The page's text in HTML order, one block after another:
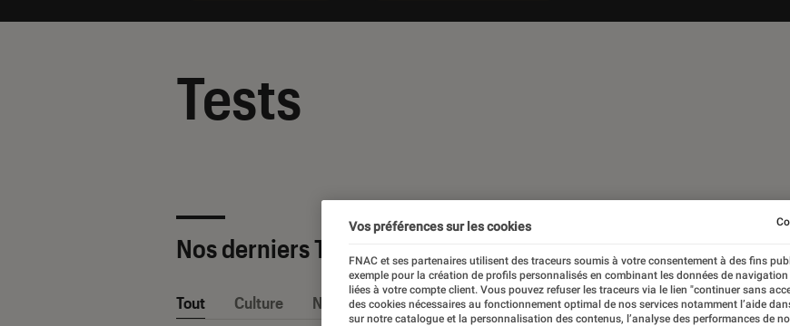
Tests
Nos derniers Tests
Tout Culture Nos conseils Pop Culture Tech
Vos préférences sur les cookies
FNAC et ses partenaires utilisent des traceurs soumis à votre consentement à des fins
exemple pour la création de profils personnalisés en combinant les données de navigation
liées à votre compte client. Vous pouvez refuser les traceurs via le lien "continuer sans
des cookies nécessaires au fonctionnement optimal de nos services notamment l’aide
sur notre catalogue et la personnalisation des contenus, l’analyse des performances de